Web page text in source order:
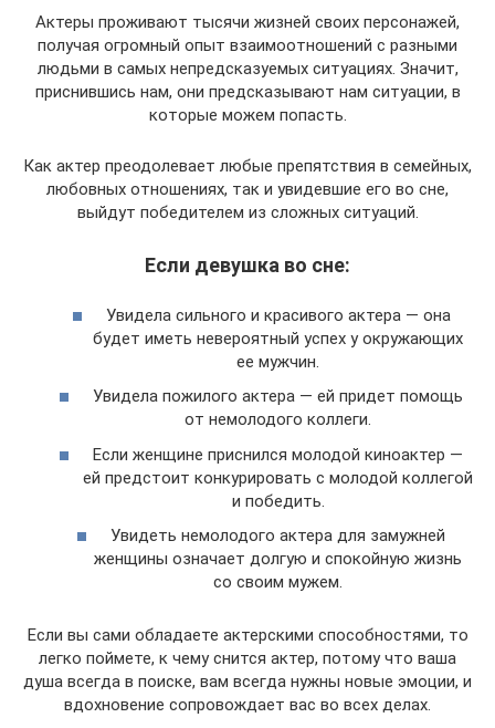
Актеры проживают тысячи жизней своих персонажей,
получая огромный опыт взаимоотношений с разными
людьми в самых непредсказуемых ситуациях. Значит,
приснившись нам, они предсказывают нам ситуации, в
которые можем попасть.
Как актер преодолевает любые препятствия в семейных,
любовных отношениях, так и увидевшие его во сне,
выйдут победителем из сложных ситуаций.
Если девушка во сне:
Увидела сильного и красивого актера — она
будет иметь невероятный успех у окружающих
ее мужчин.
Увидела пожилого актера — ей придет помощь
от немолодого коллеги.
Если женщине приснился молодой киноактер —
ей предстоит конкурировать с молодой коллегой
и победить.
Увидеть немолодого актера для замужней
женщины означает долгую и спокойную жизнь
со своим мужем.
Если вы сами обладаете актерскими способностями, то
легко поймете, к чему снится актер, потому что ваша
душа всегда в поиске, вам всегда нужны новые эмоции, и
вдохновение сопровождает вас во всех делах.